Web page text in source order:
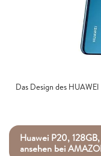
Das Design des
Huawei P20,
ansehen bei